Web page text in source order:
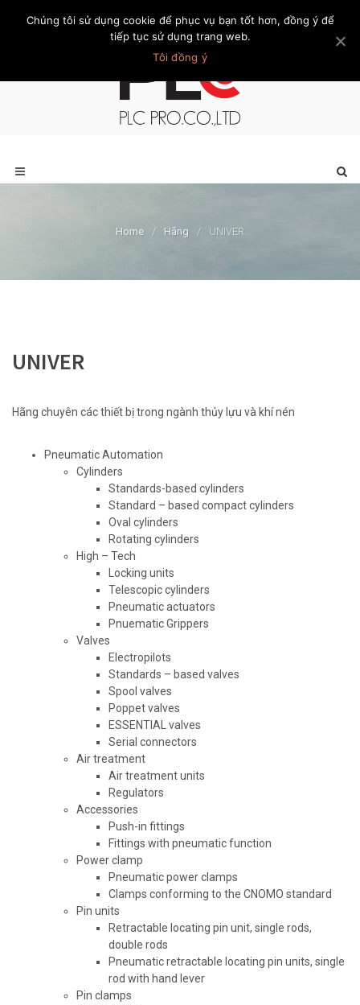
Trang chủ Giới thiệu Khách hàng Liên hệ Thành viên
Home / Hãng / UNIVER
UNIVER
Hãng chuyên các thiết bị trong ngành thủy lựu và khí nén
Pneumatic Automation
Cylinders
Standards-based cylinders
Standard – based compact cylinders
Oval cylinders
Rotating cylinders
High – Tech
Locking units
Telescopic cylinders
Pneumatic actuators
Pnuematic Grippers
Valves
Electropilots
Standards – based valves
Spool valves
Poppet valves
ESSENTIAL valves
Serial connectors
Air treatment
Air treatment units
Regulators
Accessories
Push-in fittings
Fittings with pneumatic function
Power clamp
Pneumatic power clamps
Clamps conforming to the CNOMO standard
Pin units
Retractable locating pin unit, single rods,
double rods
Pneumatic retractable locating pin units, single
rod with hand lever
Pin clamps
Chúng tôi sử dụng cookie để phục vụ bạn tốt hơn, đồng ý để
tiếp tục sử dụng trang web.
Tôi đồng ý